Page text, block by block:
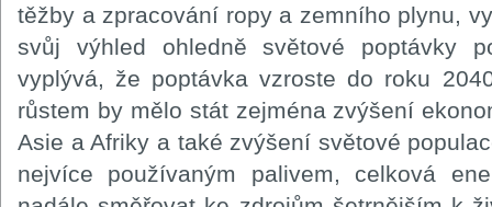
těžby a zpracování ropy a zemního plynu,
svůj výhled ohledně světové poptávky
vyplývá, že poptávka vzroste do roku
růstem by mělo stát zejména zvýšení
Asie a Afriky a také zvýšení světové
nejvíce používaným palivem, celková